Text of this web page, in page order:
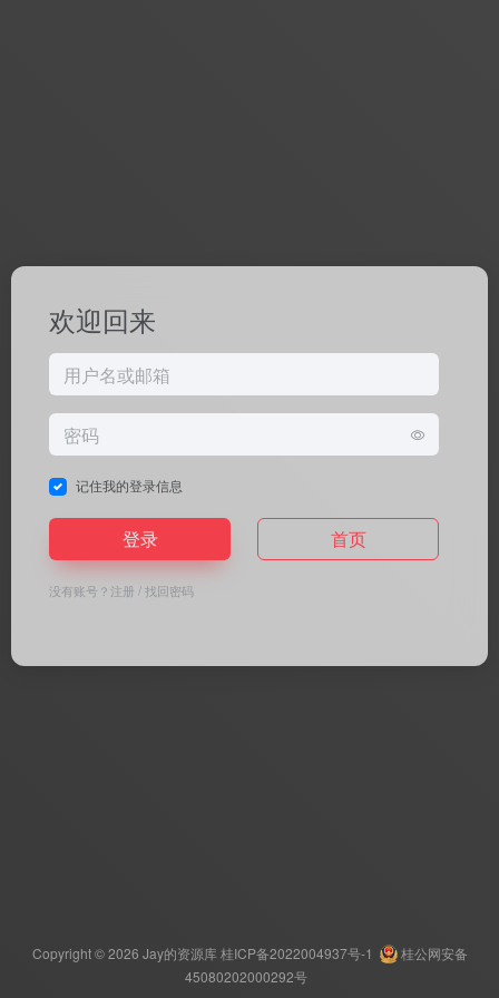
欢迎回来
记住我的登录信息
登录 首页
没有账号？ 注册 /找回密码
Copyright © 2026 Jay的资源库 桂ICP备2022004937号-1
桂公网安备
45080202000292号